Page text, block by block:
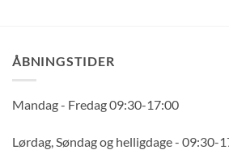
ÅBNINGSTIDER
Mandag - Fredag 09:30-17:00
Lørdag, Søndag og helligdage - 09:30-